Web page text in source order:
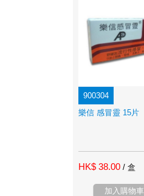
900304
樂信 感冒靈 15片
HK$ 38.00 / 盒
加入購物車